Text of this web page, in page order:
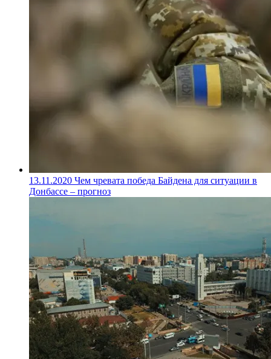
13.11.2020 Чем чревата победа Байдена для ситуации в
Донбассе – прогноз